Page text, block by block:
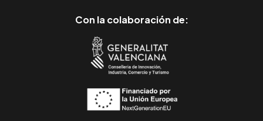
Con la colaboración de: